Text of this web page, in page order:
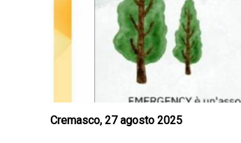
Cremasco, 27 agosto 2025